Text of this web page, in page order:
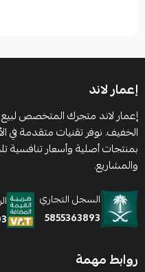
إعمار لاند
إعمار لاند متجرك المتخصص
الخفيف. نوفر تقنيات متقدمة في
بمنتجات أصلية وأسعار تنافسية
والمشاريع.
السجل التجاري
5855363893
روابط مهمة